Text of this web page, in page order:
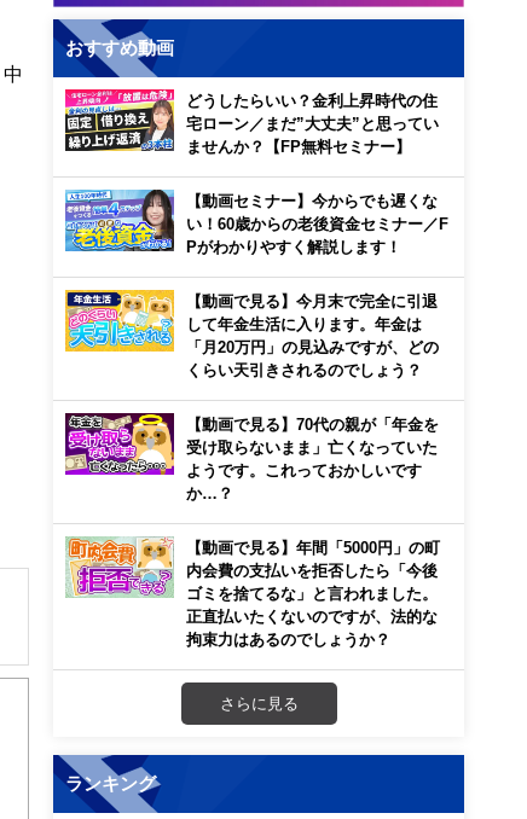
おすすめ動画
どうしたらいい？金利上昇時代の住
宅ローン／まだ”大丈夫”と思ってい
ませんか？【FP無料セミナー】
【動画セミナー】今からでも遅くな
い！60歳からの老後資金セミナー／F
Pがわかりやすく解説します！
【動画で見る】今月末で完全に引退
して年金生活に入ります。年金は
「月20万円」の見込みですが、どの
くらい天引きされるのでしょう？
【動画で見る】70代の親が「年金を
受け取らないまま」亡くなっていた
ようです。これっておかしいです
か…？
【動画で見る】年間「5000円」の町
内会費の支払いを拒否したら「今後
ゴミを捨てるな」と言われました。
正直払いたくないのですが、法的な
拘束力はあるのでしょうか？
さらに見る
ランキング